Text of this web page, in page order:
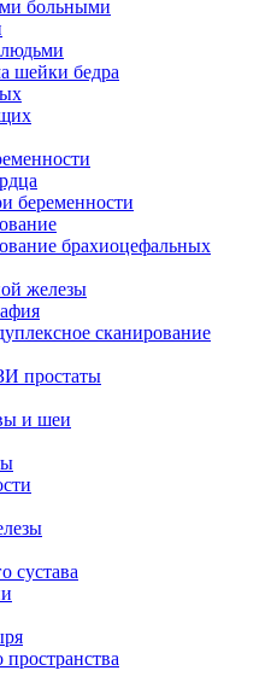
больными
шейки бедра
беременности
брахиоцефальных
железы
сканирование
простаты
и шеи
сустава